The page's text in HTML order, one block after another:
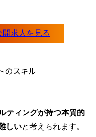
コンサルテ
のスキル
ティングが持つ本質的
しいと考えられます。